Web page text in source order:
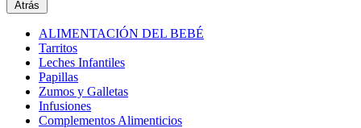
Atrás
ALIMENTACIÓN DEL BEBÉ
Tarritos
Leches Infantiles
Papillas
Zumos y Galletas
Infusiones
Complementos Alimenticios